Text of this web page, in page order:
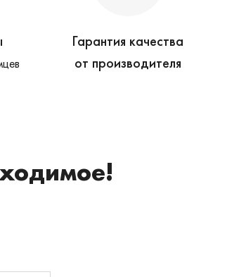
Гарантия качества
от производителя